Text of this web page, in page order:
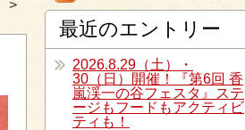
最近のエントリー
2026.8.29（土）・
30（日）開催！『第6回 香
嵐渓一の谷フェスタ』ステ
ージもフードもアクティビ
ティも！